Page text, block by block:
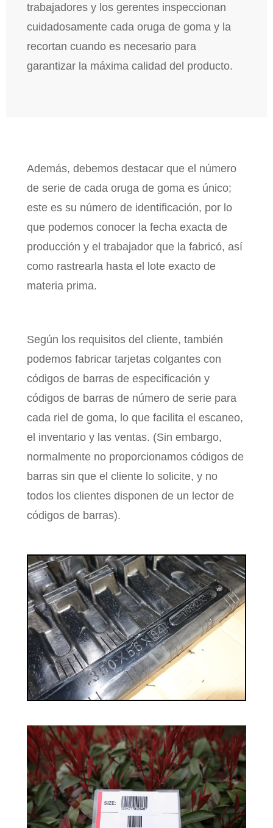
trabajadores y los gerentes inspeccionan
cuidadosamente cada oruga de goma y la
recortan cuando es necesario para
garantizar la máxima calidad del producto.
Además, debemos destacar que el número
de serie de cada oruga de goma es único;
este es su número de identificación, por lo
que podemos conocer la fecha exacta de
producción y el trabajador que la fabricó, así
como rastrearla hasta el lote exacto de
materia prima.
Según los requisitos del cliente, también
podemos fabricar tarjetas colgantes con
códigos de barras de especificación y
códigos de barras de número de serie para
cada riel de goma, lo que facilita el escaneo,
el inventario y las ventas. (Sin embargo,
normalmente no proporcionamos códigos de
barras sin que el cliente lo solicite, y no
todos los clientes disponen de un lector de
códigos de barras).